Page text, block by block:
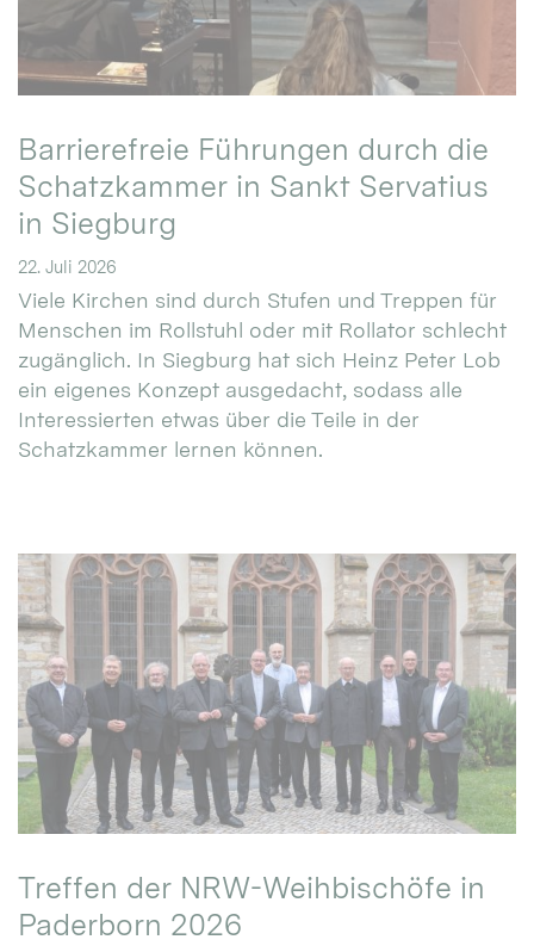
Barrierefreie Führungen durch die
Schatzkammer in Sankt Servatius
in Siegburg
22. Juli 2026
Viele Kirchen sind durch Stufen und Treppen für
Menschen im Rollstuhl oder mit Rollator schlecht
zugänglich. In Siegburg hat sich Heinz Peter Lob
ein eigenes Konzept ausgedacht, sodass alle
Interessierten etwas über die Teile in der
Schatzkammer lernen können.
Treffen der NRW-Weihbischöfe in
Paderborn 2026